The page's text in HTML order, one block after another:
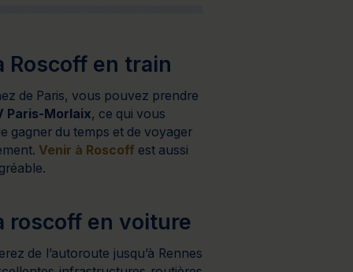
Roscoff en train
de Paris, vous pouvez prendre
Paris-Morlaix, ce qui vous
gagner du temps et de voyager
Venir à Roscoff est aussi
roscoff en voiture
de l’autoroute jusqu’à Rennes